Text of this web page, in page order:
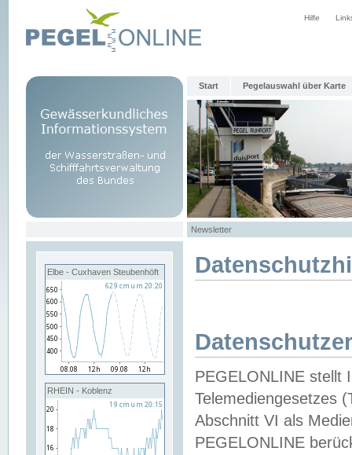
Hilfe
Start Pegelauswahl über Karte
Newsletter
Elbe - Cuxhaven Steubenhöft
RHEIN - Koblenz
PEGELONLINE stellt
Telemediengesetzes
Abschnitt VI als
PEGELONLINE